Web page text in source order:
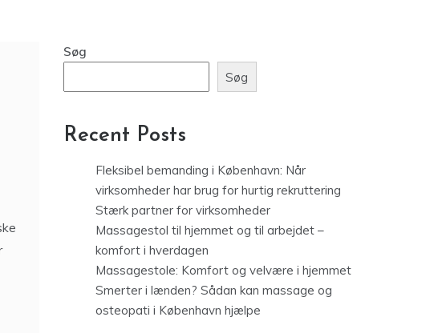
Smerter i lænden? Sådan kan massage og
osteopati i København hjælpe
Recent Comments
Katrhrinepå Kom i dit livs form med disse tips
Mathias VpåTræn effektivt – og få mere tid i
hverdagen
Pernillepå
Fix huset og haven og kom samtidig i
Camilla H.påFå en aktiv livsstil med din hund